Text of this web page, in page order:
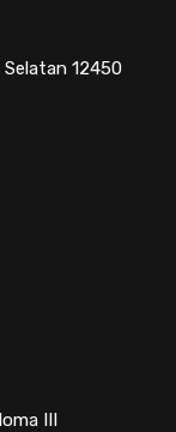
12450
III